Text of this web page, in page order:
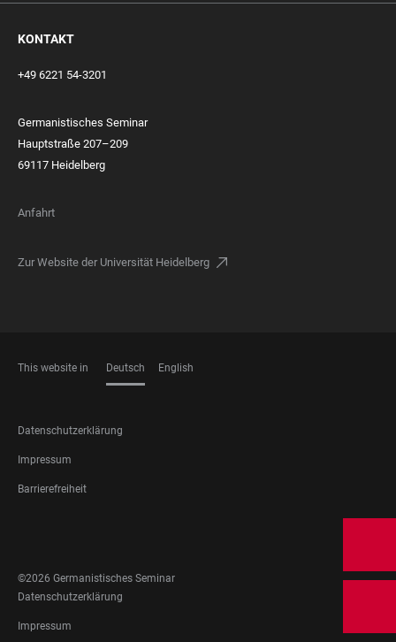
KONTAKT
+49 6221 54-3201
Germanistisches Seminar
Hauptstraße 207–209
69117 Heidelberg
Anfahrt
Zur Website der Universität Heidelberg
This website in Deutsch English
FOOTER
LEGAL
Datenschutzerklärung
Impressum
Barrierefreiheit
MEDIA
©2026 Germanistisches Seminar
FOOTER
LEGAL
Datenschutzerklärung
Impressum